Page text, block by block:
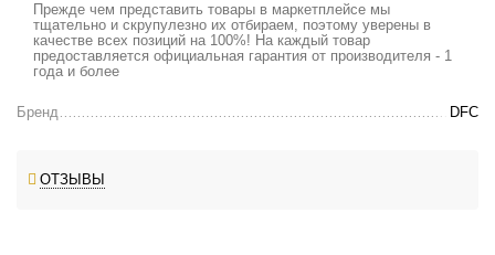
Прежде чем представить товары в маркетплейсе мы
тщательно и скрупулезно их отбираем, поэтому уверены в
качестве всех позиций на 100%! На каждый товар
предоставляется официальная гарантия от производителя - 1
года и более
Бренд DFC
ОТЗЫВЫ